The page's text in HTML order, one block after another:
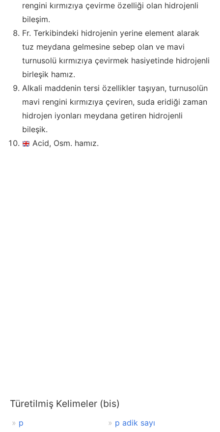
rengini kırmızıya çevirme özelliği olan hidrojenli
bileşim.
Fr. Terkibindeki hidrojenin yerine element alarak
tuz meydana gelmesine sebep olan ve mavi
turnusolü kırmızıya çevirmek hasiyetinde hidrojenli
birleşik hamız.
Alkali maddenin tersi özellikler taşıyan, turnusolün
mavi rengini kırmızıya çeviren, suda eridiği zaman
hidrojen iyonları meydana getiren hidrojenli
bileşik.
Acid, Osm. hamız.
Türetilmiş Kelimeler (bis)
p
p adik sayı